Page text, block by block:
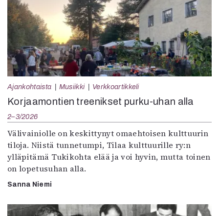
Ajankohtaista Musiikki Verkkoartikkeli
Korjaamontien treenikset purku-uhan alla
2–3/2026
Välivainiolle on keskittynyt omaehtoisen kulttuurin
tiloja. Niistä tunnetumpi, Tilaa kulttuurille ry:n
ylläpitämä Tukikohta elää ja voi hyvin, mutta toinen
on lopetusuhan alla.
Sanna Niemi